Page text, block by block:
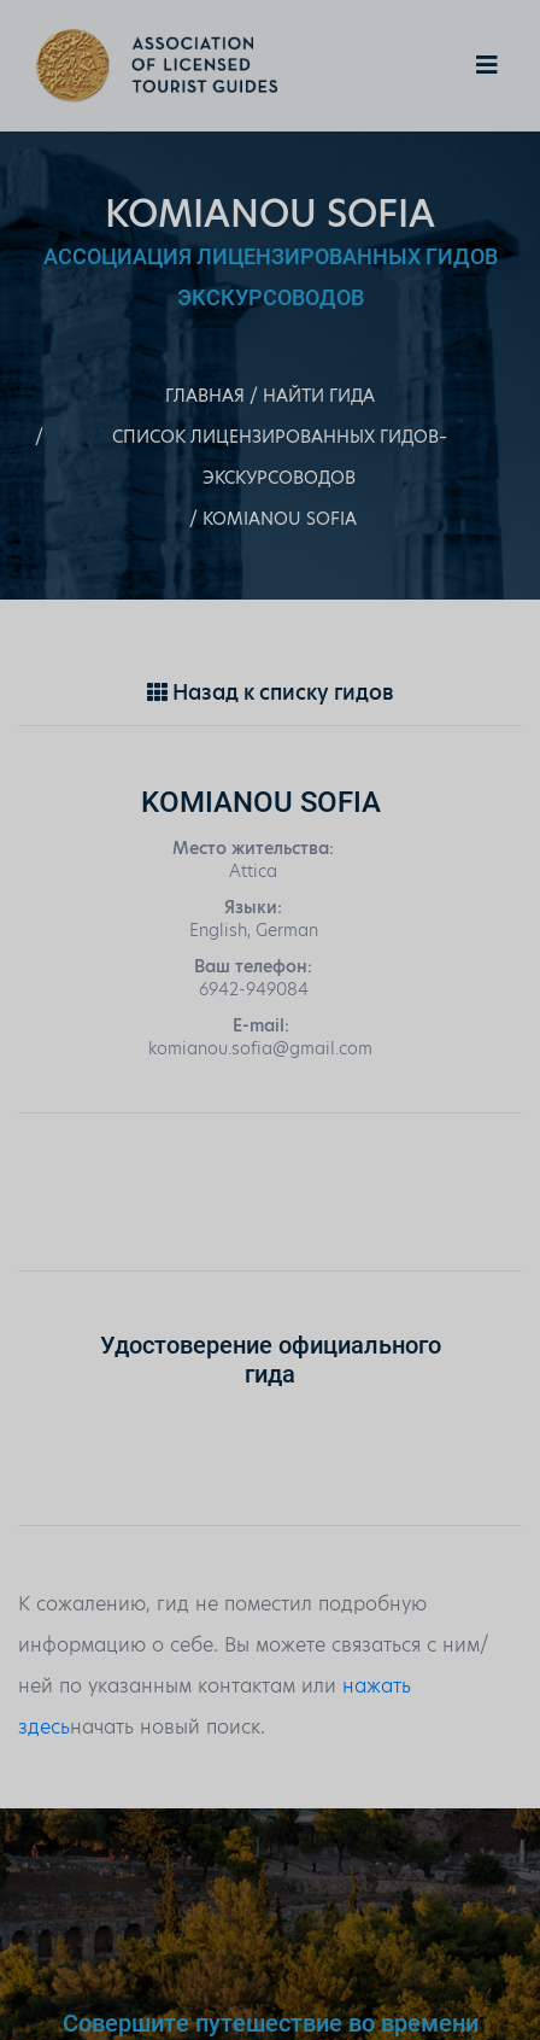
KOMIANOU SOFIA
АССОЦИАЦИЯ ЛИЦЕНЗИРОВАННЫХ ГИДОВ
ЭКСКУРСОВОДОВ
ГЛАВНАЯ
НАЙТИ ГИДА
СПИСОК ЛИЦЕНЗИРОВАННЫХ ГИДОВ–
ЭКСКУРСОВОДОВ
KOMIANOU SOFIA
Назад к списку гидов
KOMIANOU SOFIA
Место жительства:
Attica
Языки:
English, German
Ваш телефон:
6942-949084
E-mail:
komianou.sofia@gmail.com
Удостоверение официального
гида
К сожалению, гид не поместил подробную
информацию о себе. Вы можете связаться с ним/
ней по указанным контактам или нажать
здесьначать новый поиск.
Совершите путешествие во времени